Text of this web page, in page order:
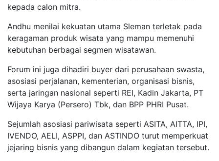
kepada calon mitra.
Andhu menilai kekuatan utama Sleman terletak pada
keragaman produk wisata yang mampu memenuhi
kebutuhan berbagai segmen wisatawan.
Forum ini juga dihadiri buyer dari perusahaan swasta,
asosiasi perjalanan, kementerian, organisasi bisnis,
serta jaringan nasional seperti REI, Kadin Jakarta, PT
Wijaya Karya (Persero) Tbk, dan BPP PHRI Pusat.
Sejumlah asosiasi pariwisata seperti ASITA, AITTA, IPI,
IVENDO, AELI, ASPPI, dan ASTINDO turut memperkuat
jejaring bisnis yang dibangun dalam kegiatan tersebut.